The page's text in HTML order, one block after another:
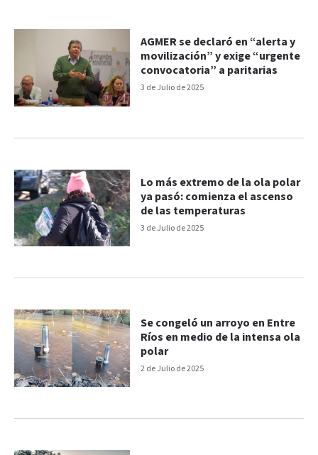
3 de Julio de 2025
AGMER se declaró en “alerta y
movilización” y exige “urgente
convocatoria” a paritarias
3 de Julio de 2025
Lo más extremo de la ola polar
ya pasó: comienza el ascenso
de las temperaturas
2 de Julio de 2025
Se congeló un arroyo en Entre
Ríos en medio de la intensa ola
polar